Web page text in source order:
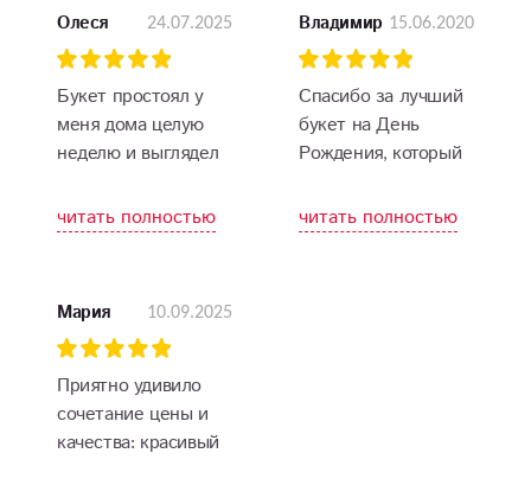
Олеся 24.07.2025
Букет простоял у
меня дома целую
неделю и выглядел
свежо, как в день
доставки))
читать полностью
Владимир 15.06.2020
Спасибо за лучший
букет на День
Рождения, который
жену.
читать полностью
Мария 10.09.2025
Приятно удивило
сочетание цены и
качества: красивый